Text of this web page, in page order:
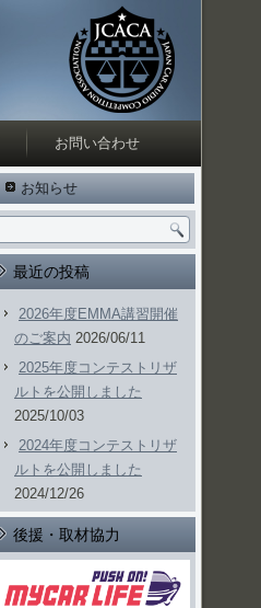
お問い合わせ
お知らせ
最近の投稿
2026年度EMMA講習開催
のご案内 2026/06/11
2025年度コンテストリザ
ルトを公開しました
2025/10/03
2024年度コンテストリザ
ルトを公開しました
2024/12/26
後援・取材協力